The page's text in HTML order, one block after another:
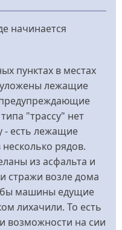
начинается
пунктах в местах
лежащие
"трассу" нет
- есть лежащие
рядов.
из асфальта и
стражи возле дома
машины едущие
лихачили. То есть
возможности на сии